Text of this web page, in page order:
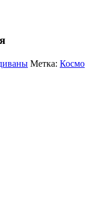
Метка: Космо